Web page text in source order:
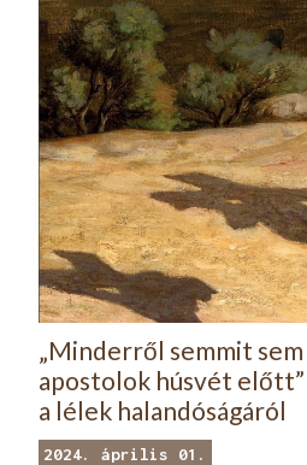
„Minderről semmit
apostolok húsvét
a lélek halandóságáról
2024. április 01.